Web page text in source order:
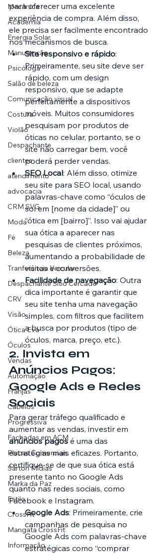
Mecânica
Academia
Energia Solar
Manutenção
Psicóloga
Salão de beleza
Comunicação visual
Costura
Violão
Despachante
clientes
atendimento
advocacia
CRM SVG
Moda
Fé
Beleza
Tranferência Veicular
Despachante Sítio Cercado
CRV
Visão
Ótica Eva
Óculos
Vendas
Automação
Franjas
Cabelos
Progressiva
Fachadas em ACM
Placas Comerciais
Sartori Mídias
Marka da Paz
Estilo
CrossFit
Mangata CrossFit
Informação
para oferecer uma excelente
experiência de compra. Além disso,
ele precisa ser facilmente encontrado
nos mecanismos de busca.
Site responsivo e rápido:
Primeiramente, seu site deve ser
rápido, com um design
responsivo, que se adapte
perfeitamente a dispositivos
móveis. Muitos consumidores
pesquisam por produtos de
óticas no celular, portanto, se o
site não carregar bem, você
poderá perder vendas.
SEO Local: Além disso, otimize
seu site para SEO local, usando
palavras-chave como “óculos de
sol em [nome da cidade]” ou
“ótica em [bairro]”. Isso vai ajudar
sua ótica a aparecer nas
pesquisas de clientes próximos,
aumentando a probabilidade de
visitas e conversões.
Facilidade de navegação: Outra
dica importante é garantir que
seu site tenha uma navegação
simples, com filtros que facilitem
a busca por produtos (tipo de
óculos, marca, preço, etc.).
2. Invista em
Anúncios Pagos:
Google Ads e Redes
Sociais
Para gerar tráfego qualificado e
aumentar as vendas, investir em
anúncios pagos é uma das
estratégias mais eficazes. Portanto,
certifique-se de que sua ótica está
presente tanto no Google Ads
quanto nas redes sociais, como
Facebook e Instagram.
Google Ads: Primeiramente, crie
campanhas de pesquisa no
Google Ads com palavras-chave
estratégicas como “comprar